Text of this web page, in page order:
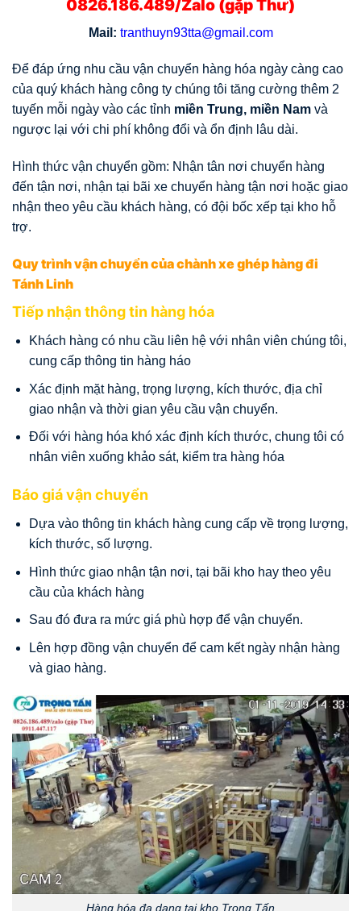
0826.186.489/Zalo (gặp Thư)
Mail: tranthuyn93tta@gmail.com
Để đáp ứng nhu cầu vận chuyển hàng hóa ngày càng cao
của quý khách hàng công ty chúng tôi tăng cường thêm 2
tuyến mỗi ngày vào các tỉnh miền Trung, miền Nam và
ngược lại với chi phí không đổi và ổn định lâu dài.
Hình thức vận chuyển gồm: Nhận tân nơi chuyển hàng
đến tận nơi, nhận tại bãi xe chuyển hàng tận nơi hoặc giao
nhận theo yêu cầu khách hàng, có đội bốc xếp tại kho hỗ
trợ.
Quy trình vận chuyển của chành xe ghép hàng đi
Tánh Linh
Tiếp nhận thông tin hàng hóa
Khách hàng có nhu cầu liên hệ với nhân viên chúng tôi,
cung cấp thông tin hàng háo
Xác định mặt hàng, trọng lượng, kích thước, địa chỉ
giao nhận và thời gian yêu cầu vận chuyển.
Đối với hàng hóa khó xác định kích thước, chung tôi có
nhân viên xuống khảo sát, kiểm tra hàng hóa
Báo giá vận chuyển
Dựa vào thông tin khách hàng cung cấp về trọng lượng,
kích thước, số lượng.
Hình thức giao nhận tận nơi, tại bãi kho hay theo yêu
cầu của khách hàng
Sau đó đưa ra mức giá phù hợp để vận chuyển.
Lên hợp đồng vận chuyển để cam kết ngày nhận hàng
và giao hàng.
Hàng hóa đa dạng tại kho Trọng Tấn